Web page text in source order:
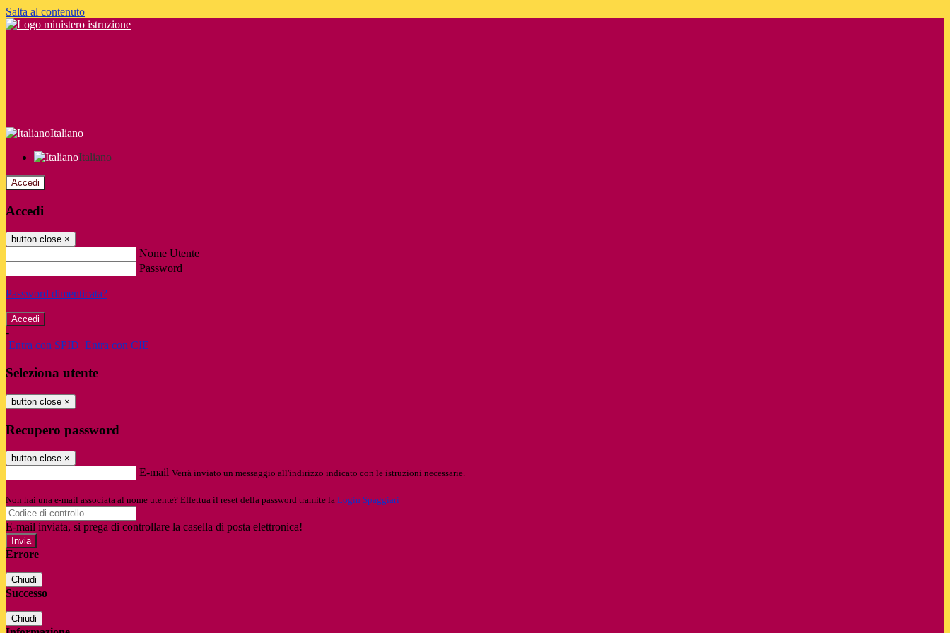
Salta al contenuto
Italiano
Italiano
Accedi
Accedi
button close ×
Nome Utente
Password
Password dimenticata?
-
Entra con SPID Entra con CIE
Seleziona utente
button close ×
Recupero password
button close ×
E-mail Verrà inviato un messaggio all'indirizzo indicato con le istruzioni necessarie.
Non hai una e-mail associata al nome utente? Effettua il reset della password tramite la Login Spaggiari
E-mail inviata, si prega di controllare la casella di posta elettronica!
Errore
Chiudi
Successo
Chiudi